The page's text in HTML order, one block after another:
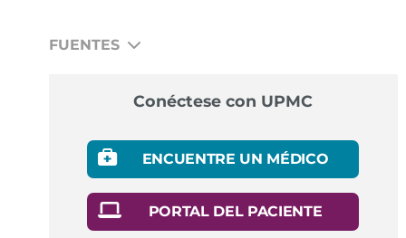
FUENTES
National Library of Medicine, Hangover Treatment.
National Institute on Alcohol Abuse and Alcoholism,
Hangovers.
Enlace
National Institute on Alcohol Abuse and Alcoholism,
What to Know About Alcohol Treatment.Enlace
Conéctese con UPMC
ENCUENTRE UN MÉDICO
PORTAL DEL PACIENTE